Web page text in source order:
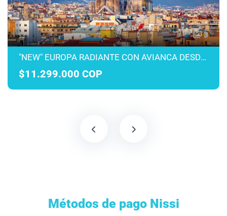
3
"NEW" EUROPA RADIANTE CON AVIANCA DESDE MEDELLÍN MARZO A JULIO 2027
$11.299.000 COP
Métodos de pago Nissi